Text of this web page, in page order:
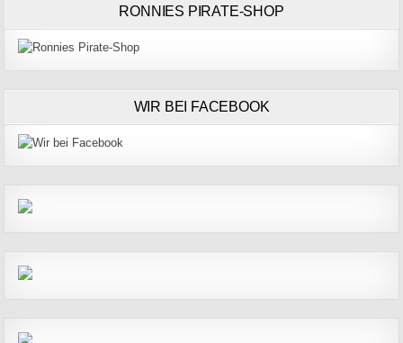
RONNIES PIRATE-SHOP
WIR BEI FACEBOOK